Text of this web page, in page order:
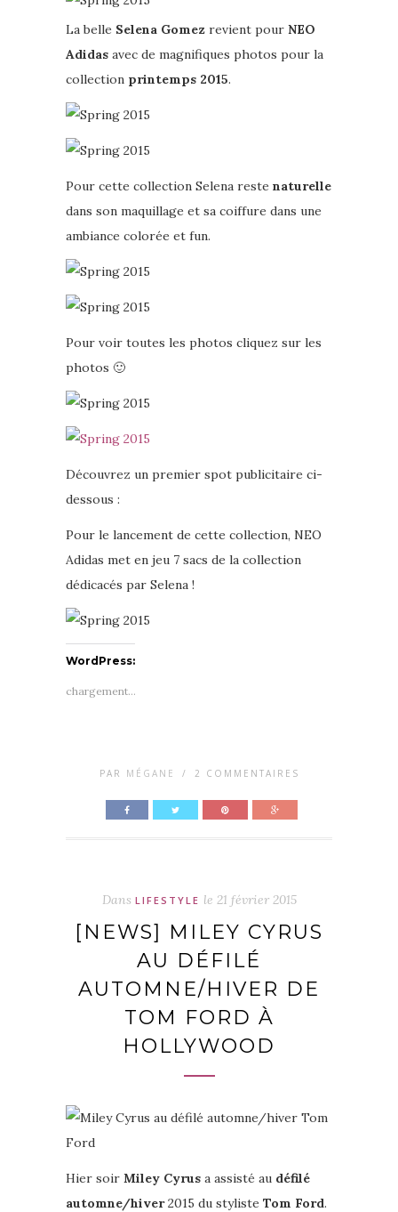
La belle Selena Gomez revient pour NEO
Adidas avec de magnifiques photos pour la
collection printemps 2015.
Pour cette collection Selena reste naturelle
dans son maquillage et sa coiffure dans une
ambiance colorée et fun.
Pour voir toutes les photos cliquez sur les
photos 🙂
Découvrez un premier spot publicitaire ci-
dessous :
Pour le lancement de cette collection, NEO
Adidas met en jeu 7 sacs de la collection
dédicacés par Selena !
WordPress:
chargement…
PAR MÉGANE / 2 COMMENTAIRES
Dans LIFESTYLE le 21 février 2015
[NEWS] MILEY CYRUS
AU DÉFILÉ
AUTOMNE/HIVER DE
TOM FORD À
HOLLYWOOD
Hier soir Miley Cyrus a assisté au défilé
automne/hiver2015 du styliste Tom Ford.